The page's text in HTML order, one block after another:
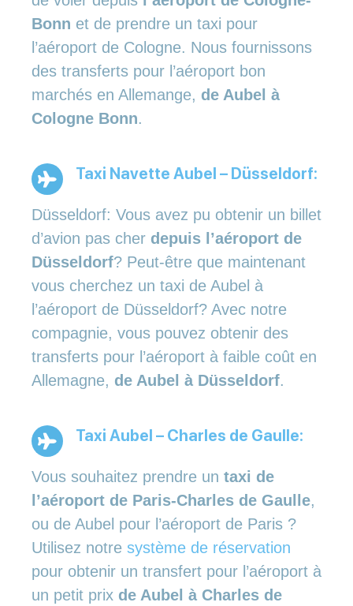
Bonn et de prendre un taxi pour
l’aéroport de Cologne. Nous fournissons
des transferts pour l’aéroport bon
marchés en Allemange, de Aubel à
Cologne Bonn.
Taxi Navette Aubel – Düsseldorf:
Düsseldorf: Vous avez pu obtenir un billet
d’avion pas cher depuis l’aéroport de
Düsseldorf? Peut-être que maintenant
vous cherchez un taxi de Aubel à
l’aéroport de Düsseldorf? Avec notre
compagnie, vous pouvez obtenir des
transferts pour l’aéroport à faible coût en
Allemagne, de Aubel à Düsseldorf.
Taxi Aubel – Charles de Gaulle:
Vous souhaitez prendre un taxi de
l’aéroport de Paris-Charles de Gaulle,
ou de Aubel pour l’aéroport de Paris ?
Utilisez notre système de réservation
pour obtenir un transfert pour l’aéroport à
un petit prix de Aubel à Charles de